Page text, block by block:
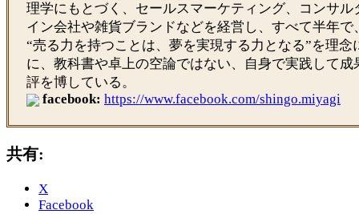
理学にもとづく、セールスマーケティング、コンサ
イン会社や雑貨ブランドなどを経営し、すべて半年
“売る力を持つことは、夢を実現する力となる”を理
に、教科書や卓上の空論ではない、自身で実践して
評を博している。
facebook: https://www.facebook.com/shingo.miyagi
共有:
X
Facebook